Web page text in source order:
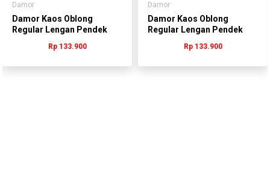
Damor
Damor Kaos Oblong
Regular Lengan Pendek
(DMRLBRN)Rp 133.900
Damor
Damor Kaos Oblong
Regular Lengan Pendek
RMBDS.JB103U
Rp 133.900